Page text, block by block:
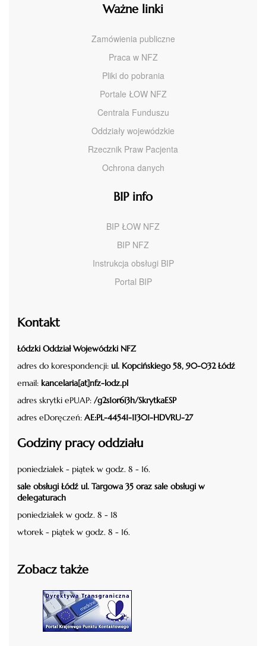
Ważne linki
Zamówienia publiczne
Praca w NFZ
Pliki do pobrania
Portale ŁOW NFZ
Centrala Funduszu
Oddziały wojewódzkie
Rzecznik Praw Pacjenta
Ochrona danych
BIP info
BIP ŁOW NFZ
BIP NFZ
Instrukcja obsługi BIP
Portal BIP
Kontakt
Łódzki Oddział Wojewódzki NFZ
adres do korespondencji: ul. Kopcińskiego 58, 90-032 Łódź
email: kancelaria[at]nfz-lodz.pl
adres skrytki ePUAP: /g2s1or6i3h/SkrytkaESP
adres eDoręczeń: AE:PL-44541-11301-HDVRU-27
Godziny pracy oddziału
poniedziałek - piątek w godz. 8 - 16.
sale obsługi Łódź ul. Targowa 35 oraz sale obsługi w
delegaturach
poniedziałek w godz. 8 - 18
wtorek - piątek w godz. 8 - 16.
Zobacz także
czytaj więcej